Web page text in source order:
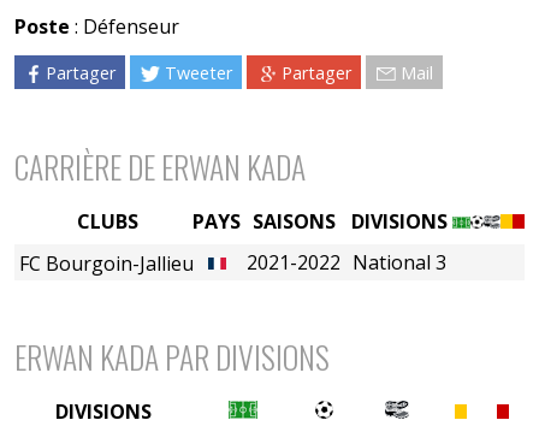
Poste : Défenseur
Partager Tweeter Partager Mail
CARRIÈRE DE ERWAN KADA
PAYS SAISONS
DIVISIONS
2021-2022 National 3
CLUBS
FC Bourgoin-Jallieu
ERWAN KADA PAR DIVISIONS
DIVISIONS